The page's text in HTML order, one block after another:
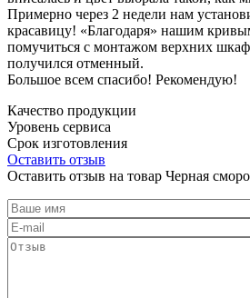
Примерно через 2 недели нам
красавицу! «Благодаря» нашим
помучиться с монтажом верхних
получился отменный.
Большое всем спасибо! Рекомендую!
Качество продукции
Уровень сервиса
Срок изготовления
Оставить отзыв
Оставить отзыв на товар Черная